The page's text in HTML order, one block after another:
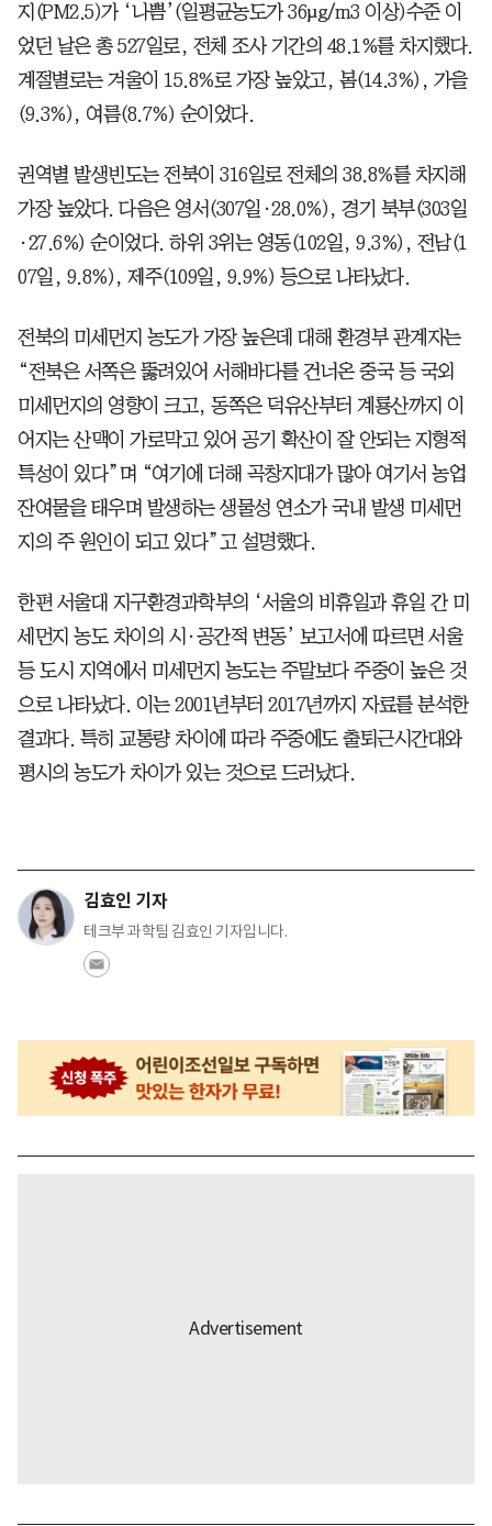
지(PM2.5)가 ‘나쁨’(일평균농도가 36µg/m3 이상)수준 이
었던 날은 총 527일로, 전체 조사 기간의 48.1%를 차지했다.
계절별로는 겨울이 15.8%로 가장 높았고, 봄(14.3%), 가을
(9.3%), 여름(8.7%) 순이었다.
권역별 발생빈도는 전북이 316일로 전체의 38.8%를 차지해
가장 높았다. 다음은 영서(307일·28.0%), 경기 북부(303일
·27.6%) 순이었다. 하위 3위는 영동(102일, 9.3%), 전남(1
07일, 9.8%), 제주(109일, 9.9%) 등으로 나타났다.
전북의 미세먼지 농도가 가장 높은데 대해 환경부 관계자는
“전북은 서쪽은 뚫려있어 서해바다를 건너온 중국 등 국외
미세먼지의 영향이 크고, 동쪽은 덕유산부터 계룡산까지 이
어지는 산맥이 가로막고 있어 공기 확산이 잘 안되는 지형적
특성이 있다”며 “여기에 더해 곡창지대가 많아 여기서 농업
잔여물을 태우며 발생하는 생물성 연소가 국내 발생 미세먼
지의 주 원인이 되고 있다”고 설명했다.
한편 서울대 지구환경과학부의 ‘서울의 비휴일과 휴일 간 미
세먼지 농도 차이의 시·공간적 변동’ 보고서에 따르면 서울
등 도시 지역에서 미세먼지 농도는 주말보다 주중이 높은 것
으로 나타났다. 이는 2001년부터 2017년까지 자료를 분석한
결과다. 특히 교통량 차이에 따라 주중에도 출퇴근시간대와
평시의 농도가 차이가 있는 것으로 드러났다.
김효인 기자
테크부 과학팀 김효인 기자입니다.